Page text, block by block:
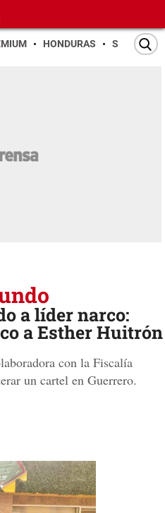
HONDURAS SAN PEDRO
a líder narco:
a Esther Huitrón
con la Fiscalía
un cartel en Guerrero.